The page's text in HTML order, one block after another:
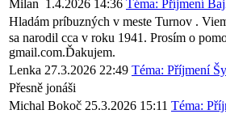
Milan 1.4.2026 14:36 Téma: Příjmení
Hladám príbuzných v meste Turnov .
sa narodil cca v roku 1941. Prosím o
gmail.com.Ďakujem.
Lenka 27.3.2026 22:49 Téma: Příjmení
Přesně jonáši
Michal Bokoč 25.3.2026 15:11 Téma: